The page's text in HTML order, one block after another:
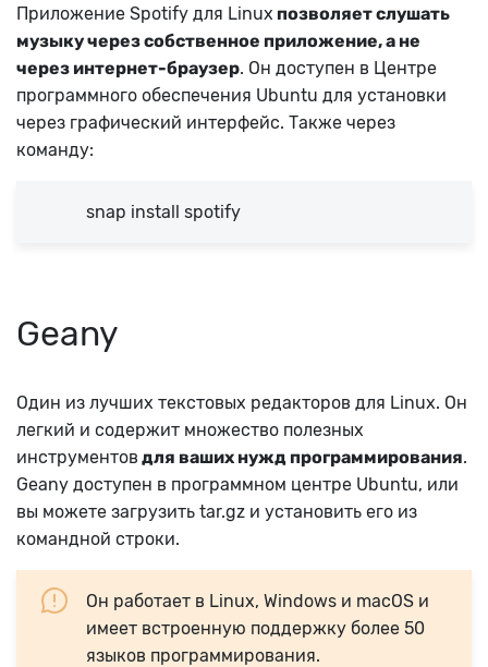
Приложение Spotify для Linux позволяет слушать
музыку через собственное приложение, а не
через интернет-браузер. Он доступен в Центре
программного обеспечения Ubuntu для установки
через графический интерфейс. Также через
команду:
snap install spotify
Geany
Один из лучших текстовых редакторов для Linux. Он
легкий и содержит множество полезных
инструментов для ваших нужд программирования.
Geany доступен в программном центре Ubuntu, или
вы можете загрузить tar.gz и установить его из
командной строки.
Он работает в Linux, Windows и macOS и
имеет встроенную поддержку более 50
языков программирования.